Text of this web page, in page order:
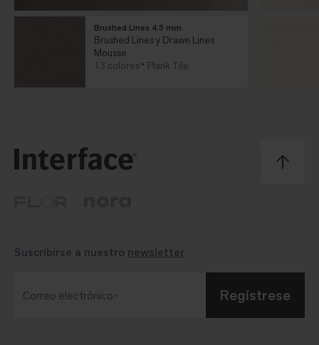
Brushed Lines 4.5 mm
Brushed Lines y Drawn Lines
Mousse
13 colores
Plank Tile
Suscribirse a nuestro newsletter
Correo electrónico Regístrese